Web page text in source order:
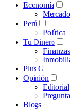
Economía
Perú
Política
Tu Dinero
Plus G
Opinión
Editorial
Blogs